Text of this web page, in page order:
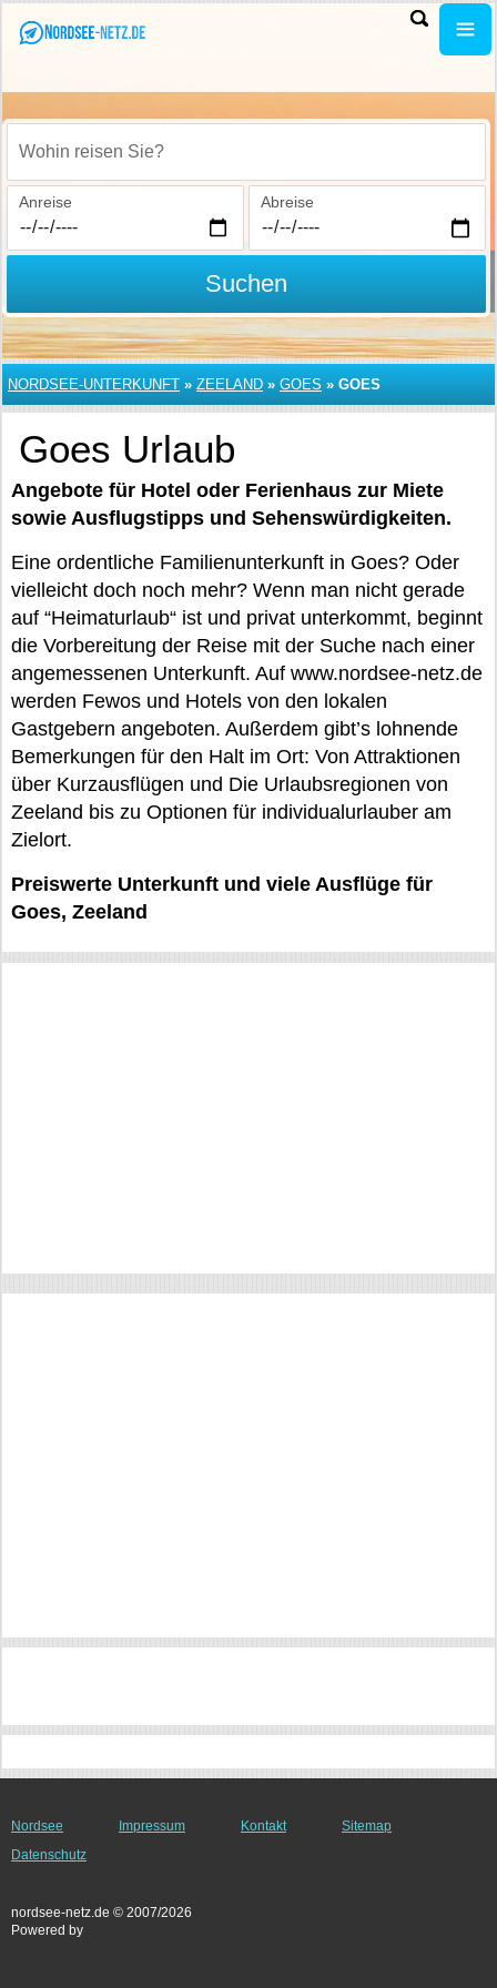
Wohin reisen Sie?
Anreise Abreise
Suchen
NORDSEE-UNTERKUNFT » ZEELAND » GOES » GOES
Goes Urlaub
Angebote für Hotel oder Ferienhaus zur Miete
sowie Ausflugstipps und Sehenswürdigkeiten.
Eine ordentliche Familienunterkunft in Goes? Oder
vielleicht doch noch mehr? Wenn man nicht gerade
auf “Heimaturlaub“ ist und privat unterkommt, beginnt
die Vorbereitung der Reise mit der Suche nach einer
angemessenen Unterkunft. Auf www.nordsee-netz.de
werden Fewos und Hotels von den lokalen
Gastgebern angeboten. Außerdem gibt’s lohnende
Bemerkungen für den Halt im Ort: Von Attraktionen
über Kurzausflügen und Die Urlaubsregionen von
Zeeland bis zu Optionen für individualurlauber am
Zielort.
Preiswerte Unterkunft und viele Ausflüge für
Goes, Zeeland
Nordsee Impressum Kontakt
Sitemap
Datenschutz
nordsee-netz.de © 2007/2026
Powered by